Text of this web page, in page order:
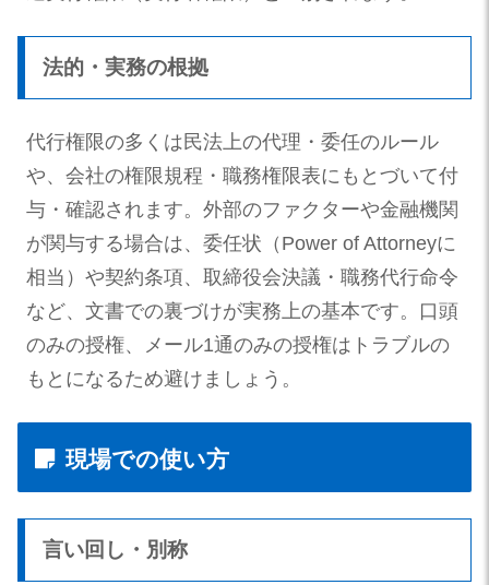
法的・実務の根拠
代行権限の多くは民法上の代理・委任のルール
や、会社の権限規程・職務権限表にもとづいて付
与・確認されます。外部のファクターや金融機関
が関与する場合は、委任状（Power of Attorneyに
相当）や契約条項、取締役会決議・職務代行命令
など、文書での裏づけが実務上の基本です。口頭
のみの授権、メール1通のみの授権はトラブルの
もとになるため避けましょう。
現場での使い方
言い回し・別称